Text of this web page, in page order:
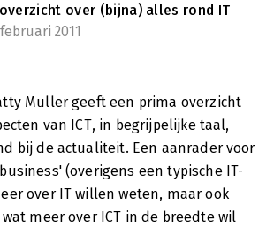
over (bijna) alles rond IT
2011
Muller geeft een prima overzicht
van ICT, in begrijpelijke taal,
bij de actualiteit. Een aanrader voor
(overigens een typische IT-
over IT willen weten, maar ook
meer over ICT in de breedte wil